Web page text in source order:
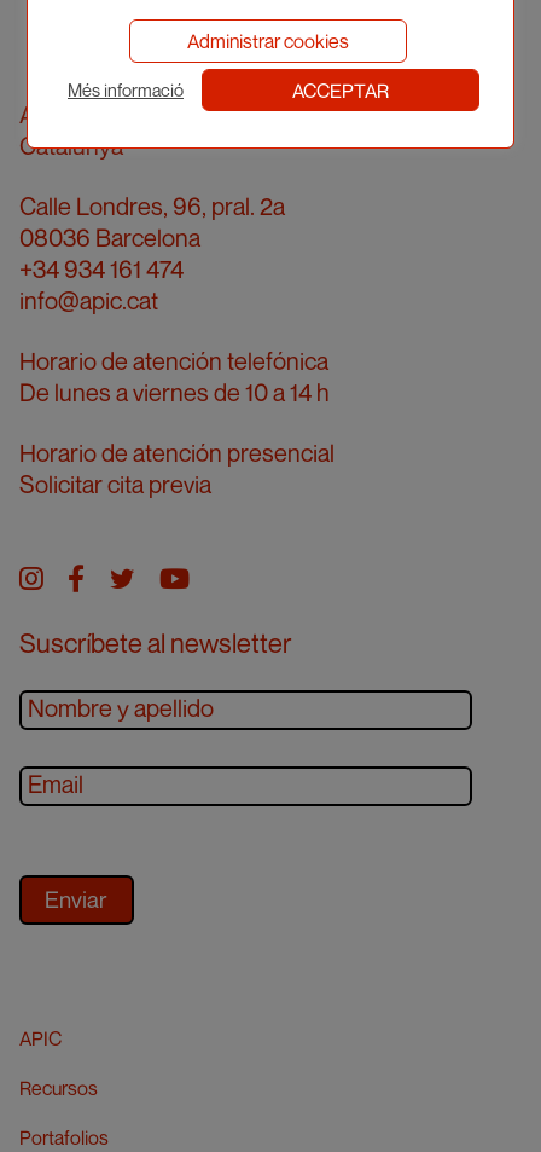
Asociació Professional d'Il·lustradors de
Catalunya
Calle Londres, 96, pral. 2a
08036 Barcelona
+34 934 161 474
info@apic.cat
Horario de atención telefónica
De lunes a viernes de 10 a 14 h
Horario de atención presencial
Solicitar cita previa
Instagram
facebook
twitteryoutube
Suscríbete al newsletter
APIC
Recursos
Portafolios
Administrar cookies
Més informació ACCEPTAR